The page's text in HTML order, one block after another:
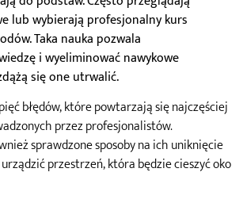
lub wybierają profesjonalny kurs
Taka nauka pozwala
i wyeliminować nawykowe
się one utrwalić.
błędów, które powtarzają się najczęściej
przez profesjonalistów.
sprawdzone sposoby na ich uniknięcie
przestrzeń, która będzie cieszyć oko